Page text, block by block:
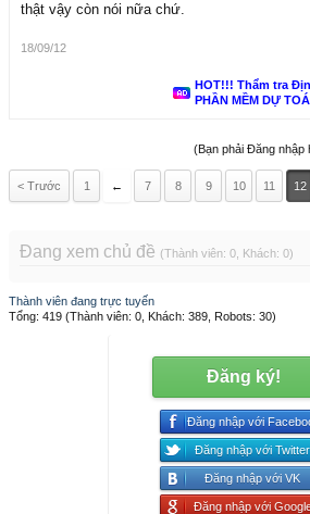
thật vậy còn nói nữa chứ.
18/09/12
HOT!!! Thẩm tra
PHẦN MỀM DỰ
(Bạn phải Đăng nhập
< Trước 1 ← 7 8 9 10 11 12
Đang xem chủ đề (Thành viên: 0, Khách: 0)
Thành viên đang trực tuyến
Tổng: 419 (Thành viên: 0, Khách: 389, Robots: 30)
Đăng ký!
Đăng nhập với
Đăng nhập với Twitter
Đăng nhập với VK
Đăng nhập với